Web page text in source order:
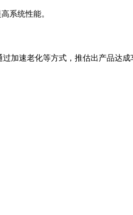
系统性能。
过加速老化等方式，推估出产品达